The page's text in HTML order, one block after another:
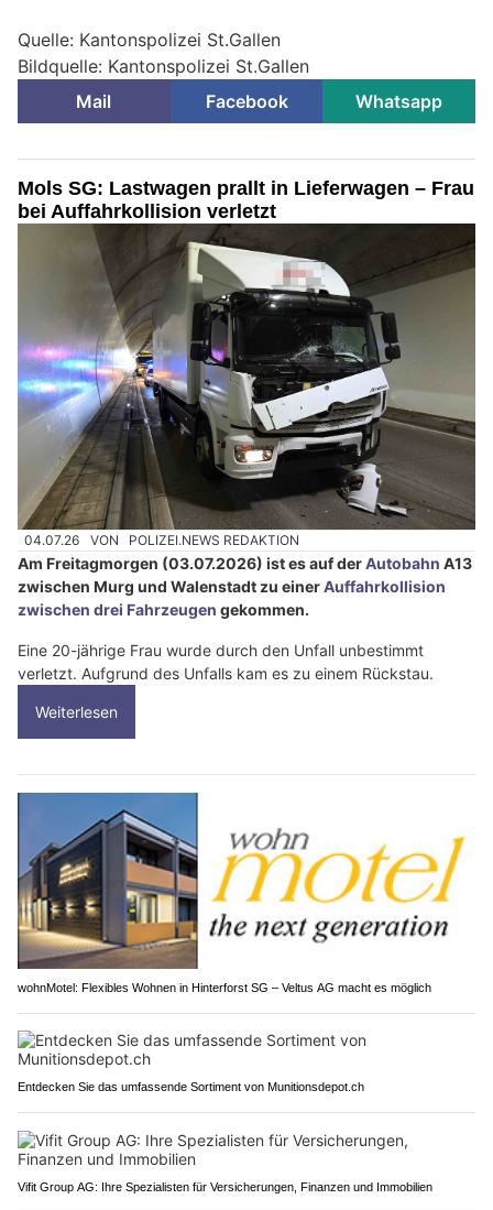
Quelle: Kantonspolizei St.Gallen
Bildquelle: Kantonspolizei St.Gallen
Mail
Facebook Whatsapp
Mols SG: Lastwagen prallt in Lieferwagen – Frau
bei Auffahrkollision verletzt
04.07.26 VON POLIZEI.NEWS REDAKTION
Am Freitagmorgen (03.07.2026) ist es auf derAutobahn A13
zwischen Murg und Walenstadt zu einerAuffahrkollision
zwischen drei Fahrzeugen gekommen.
Eine 20-jährige Frau wurde durch den Unfall unbestimmt
verletzt. Aufgrund des Unfalls kam es zu einem Rückstau.
Weiterlesen
wohnMotel: Flexibles Wohnen in Hinterforst SG – Veltus AG macht es möglich
Entdecken Sie das umfassende Sortiment von Munitionsdepot.ch
Vifit Group AG: Ihre Spezialisten für Versicherungen, Finanzen und Immobilien